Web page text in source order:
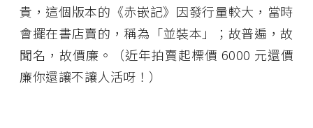
貴，這個版本的《赤嵌記》因發行量較大，當時
會擺在書店賣的，稱為「並裝本」；故普遍，故
聞名，故價廉。（近年拍賣起標價 6000 元還價
廉你還讓不讓人活呀！）